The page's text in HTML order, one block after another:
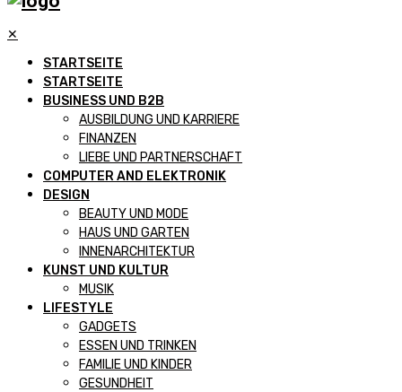
✕
STARTSEITE
STARTSEITE
BUSINESS UND B2B
AUSBILDUNG UND KARRIERE
FINANZEN
LIEBE UND PARTNERSCHAFT
COMPUTER AND ELEKTRONIK
DESIGN
BEAUTY UND MODE
HAUS UND GARTEN
INNENARCHITEKTUR
KUNST UND KULTUR
MUSIK
LIFESTYLE
GADGETS
ESSEN UND TRINKEN
FAMILIE UND KINDER
GESUNDHEIT